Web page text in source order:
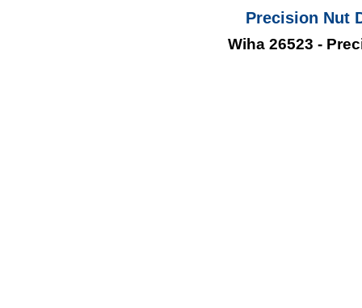
Precision Nut
Wiha 26523 -